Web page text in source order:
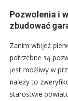
Pozwolenia i
zbudować
Zanim wbijeż
potrzebne są
jest możliwy w
należy to
starostwie